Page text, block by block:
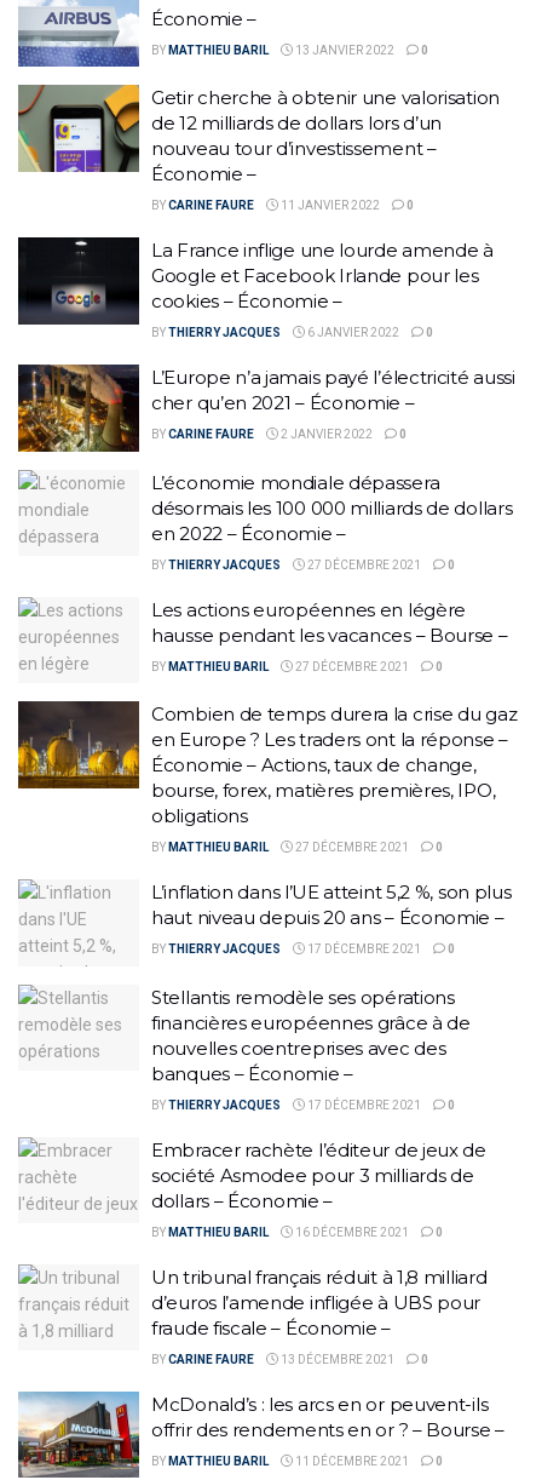
Économie –
BY MATTHIEU BARIL 13 JANVIER 2022 0
Getir cherche à obtenir une valorisation
de 12 milliards de dollars lors d’un
nouveau tour d’investissement –
Économie –
BYCARINE FAURE 11 JANVIER 2022 0
La France inflige une lourde amende à
Google et Facebook Irlande pour les
cookies – Économie –
BYTHIERRY JACQUES 6 JANVIER 2022 0
L’Europe n’a jamais payé l’électricité aussi
cher qu’en 2021 – Économie –
BYCARINE FAURE 2 JANVIER 2022 0
L’économie mondiale dépassera
désormais les 100 000 milliards de dollars
en 2022 – Économie –
BYTHIERRY JACQUES 27 DÉCEMBRE 2021 0
Les actions européennes en légère
hausse pendant les vacances – Bourse –
BY MATTHIEU BARIL 27 DÉCEMBRE 2021 0
Combien de temps durera la crise du gaz
en Europe ? Les traders ont la réponse –
Économie – Actions, taux de change,
bourse, forex, matières premières, IPO,
obligations
BY MATTHIEU BARIL 27 DÉCEMBRE 2021 0
L’inflation dans l’UE atteint 5,2 %, son plus
haut niveau depuis 20 ans – Économie –
BYTHIERRY JACQUES 17 DÉCEMBRE 2021 0
Stellantis remodèle ses opérations
financières européennes grâce à de
nouvelles coentreprises avec des
banques – Économie –
BYTHIERRY JACQUES 17 DÉCEMBRE 2021 0
Embracer rachète l’éditeur de jeux de
société Asmodee pour 3 milliards de
dollars – Économie –
BY MATTHIEU BARIL 16 DÉCEMBRE 2021 0
Un tribunal français réduit à 1,8 milliard
d’euros l’amende infligée à UBS pour
fraude fiscale – Économie –
BYCARINE FAURE 13 DÉCEMBRE 2021 0
McDonald’s : les arcs en or peuvent-ils
offrir des rendements en or ? – Bourse –
BY MATTHIEU BARIL 11 DÉCEMBRE 2021 0